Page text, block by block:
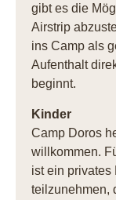
gibt es die
Airstrip
ins Camp als
Aufenthalt
beginnt.
Kinder
Camp Doros
willkommen.
ist ein privates
teilzunehmen,